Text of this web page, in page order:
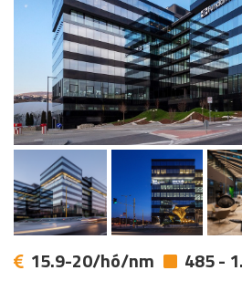
15.9-20/hó/nm 485 -